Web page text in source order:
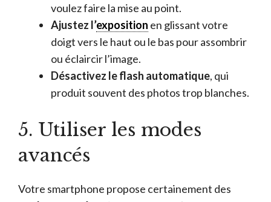
voulez faire la mise au point.
Ajustez l’exposition en glissant votre
doigt vers le haut ou le bas pour assombrir
ou éclaircir l’image.
Désactivez le flash automatique, qui
produit souvent des photos trop blanches.
5. Utiliser les modes
avancés
Votre smartphone propose certainement des